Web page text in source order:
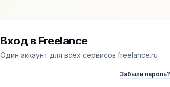
Вход в Freelance
Один аккаунт для всех сервисов freelance.ru
Забыли пароль?